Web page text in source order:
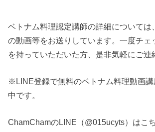
ベトナム料理認定講師の詳細については
の動画等をお送りしています。一度チェ
を持っていただいた方、是非気軽にご連
※LINE登録で無料のベトナム料理動画講
中です。
ChamChamのLINE（@015ucyts）はこ